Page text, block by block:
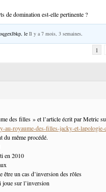
de domination est-elle pertinente ?
, le Il y a 7 mois, 3 semaines
1
des filles » et l’article écrit par Metric
au-royaume-des-filles-jacky-et-lapologie-
du même procédé.
en 2010
être un cas d’inversion des rôles
joue sur l’inversion